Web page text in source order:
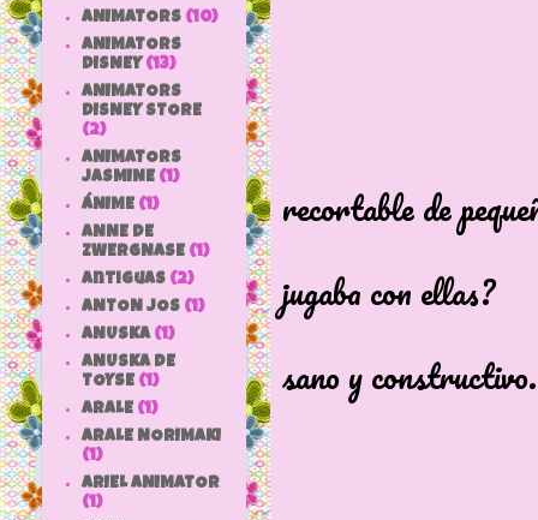
recortable de
o ha
jugaba con ellas?
Que de
sano y constructivo.
ANIMATORS (10)
ANIMATORS
DISNEY (13)
ANIMATORS
DISNEY STORE
(2)
ANIMATORS
JASMINE (1)
ÁNIME (1)
ANNE DE
ZWERGNASE (1)
antiguas (2)
ANTON JOS (1)
ANUSKA (1)
ANUSKA DE
TOYSE (1)
ARALE (1)
ARALE NORIMAKI
(1)
ARIEL ANIMATOR
(1)